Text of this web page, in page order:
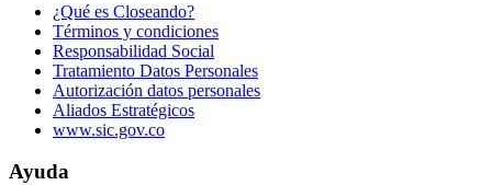
¿Qué es Closeando?
Términos y condiciones
Responsabilidad Social
Tratamiento Datos Personales
Autorización datos personales
Aliados Estratégicos
www.sic.gov.co
Ayuda